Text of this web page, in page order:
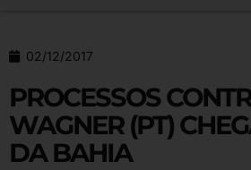
02/12/2017
PROCESSOS
WAGNER (PT)
DA BAHIA